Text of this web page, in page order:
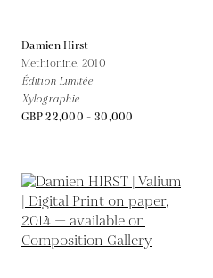
Damien Hirst
Methionine,2010
Édition Limitée
Xylographie
GBP 22,000 - 30,000